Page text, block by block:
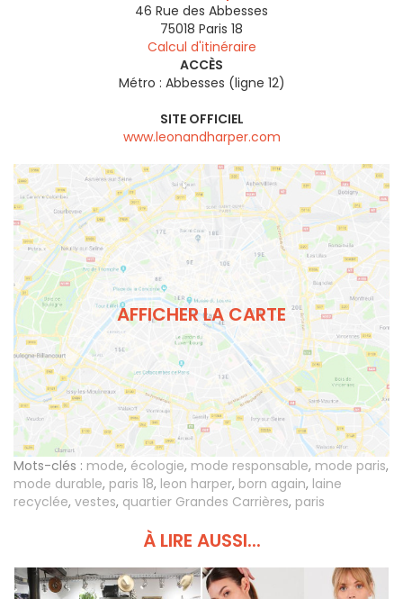
46 Rue des Abbesses
75018 Paris 18
Calcul d'itinéraire
ACCÈS
Métro : Abbesses (ligne 12)
SITE OFFICIEL
www.leonandharper.com
AFFICHER LA CARTE
Mots-clés : mode, écologie, mode responsable, mode paris,
mode durable, paris 18, leon harper, born again, laine
recyclée, vestes, quartier Grandes Carrières, paris
À LIRE AUSSI...